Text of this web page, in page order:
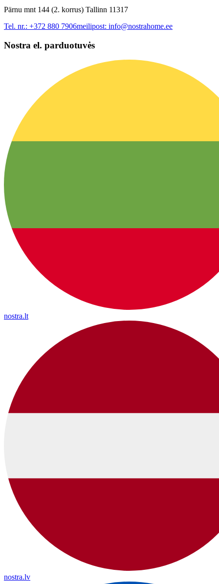
Pärnu mnt 144 (2. korrus) Tallinn 11317
Tel. nr.: +372 880 7906meilipost: info@nostrahome.ee
Nostra el. parduotuvės
nostra.lt
nostra.lv